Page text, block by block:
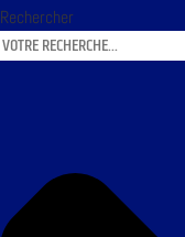
Rechercher